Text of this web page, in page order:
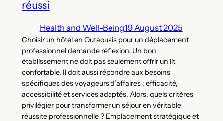
réussi
Health and Well-Being19 August 2025
Choisir un hôtel en Outaouais pour un déplacement
professionnel demande réflexion. Un bon
établissement ne doit pas seulement offrir un lit
confortable. Il doit aussi répondre aux besoins
spécifiques des voyageurs d’affaires : efficacité,
accessibilité et services adaptés. Alors, quels critères
privilégier pour transformer un séjour en véritable
réussite professionnelle ? Emplacement stratégique et